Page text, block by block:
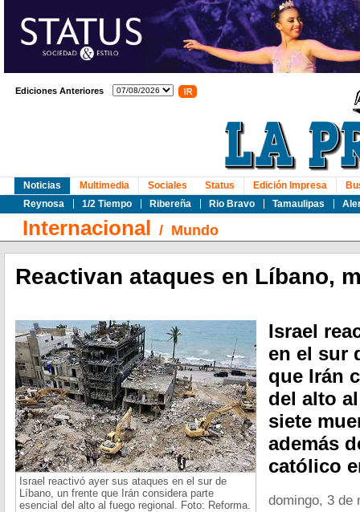
Ediciones Anteriores
Noticias
Reynosa
1/2 Tiempo Ribereña Rio Bravo Tamaulipas
Multimedia Sociales Status Edición Impresa
Internacional / Mundo
Reactivan ataques en Líbano,
Israel reactivó ayer sus ataques en el sur de
Líbano, un frente que Irán considera parte
esencial del alto al fuego regional. Foto: Reforma.
Israel
en el sur
que Irán
del alto
siete
además
católico
domingo, 3 de